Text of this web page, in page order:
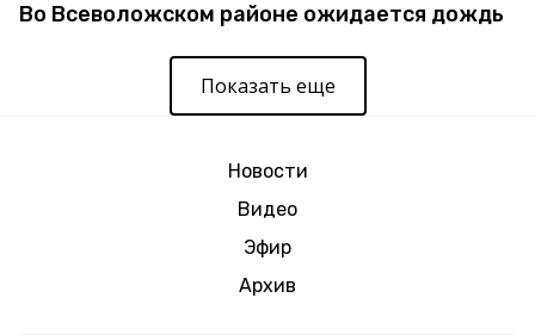
Во Всеволожском районе ожидается дождь
Показать еще
Новости
Видео
Эфир
Архив